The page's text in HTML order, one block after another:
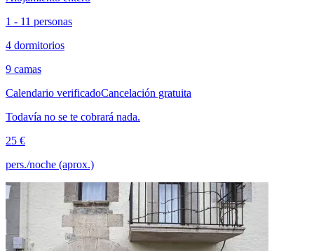
1 - 11 personas
4 dormitorios
9 camas
Calendario verificadoCancelación gratuita
Todavía no se te cobrará nada.
25 €
pers./noche (aprox.)